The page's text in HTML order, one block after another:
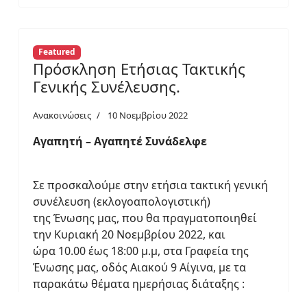
Featured
Πρόσκληση Ετήσιας Τακτικής
Γενικής Συνέλευσης.
Ανακοινώσεις 10 Νοεμβρίου 2022
Αγαπητή – Αγαπητέ Συνάδελφε
Σε προσκαλούμε στην ετήσια τακτική γενική
συνέλευση (εκλογοαπολογιστική)
της Ένωσης μας, που θα πραγματοποιηθεί
την Κυριακή 20 Νοεμβρίου 2022, και
ώρα 10.00 έως 18:00 μ.μ, στα Γραφεία της
Ένωσης μας, οδός Αιακού 9 Αίγινα, με τα
παρακάτω θέματα ημερήσιας διάταξης :